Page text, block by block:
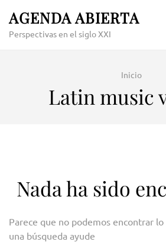
content
AGENDA ABIERTA
Perspectivas en el siglo XXI
Inicio
Latin music
Nada ha sido
Parece que no podemos encontrar lo
una búsqueda ayude